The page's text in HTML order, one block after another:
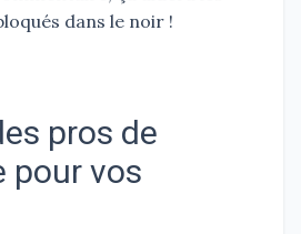
dans le noir !
pros de
pour vos